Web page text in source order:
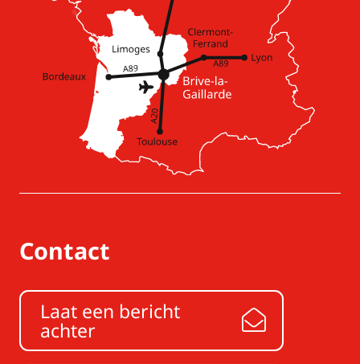
Contact
Laat een bericht
achter